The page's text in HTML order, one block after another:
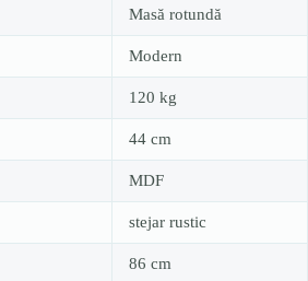
Masă rotundă
Modern
120 kg
44 cm
MDF
stejar rustic
86 cm